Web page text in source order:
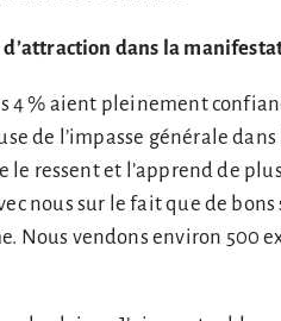
d’attraction dans la
4 % aient pleinement
de l’impasse générale
le ressent et l’apprend de
nous sur le fait que de
Nous vendons environ 500